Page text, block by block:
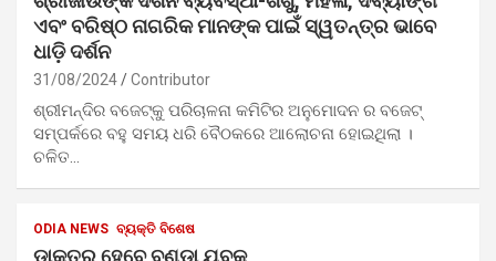
ଏବଂ ବରିଷ୍ଠ ନାଗରିକ ମାନଙ୍କ ପାଇଁ ସ୍ୱତନ୍ତ୍ର ଭାବେ
ଧାଡ଼ି ଦର୍ଶନ
31/08/2024 Contributor
ଶ୍ରୀମନ୍ଦିର ବଜେଟ୍କୁ ପରିଚାଳନା କମିଟିର ଅନୁମୋଦନ ର ବଜେଟ୍
ସମ୍ପର୍କରେ ବହୁ ସମୟ ଧରି ବୈଠକରେ ଆଲୋଚନା ହୋଇଥିଲା ।
ଚଳିତ…
ODIA NEWS ବ୍ୟକ୍ତି ବିଶେଷ
ଡାକ୍ତର ହେବେ ବଣ୍ଡା ଯୁବକ